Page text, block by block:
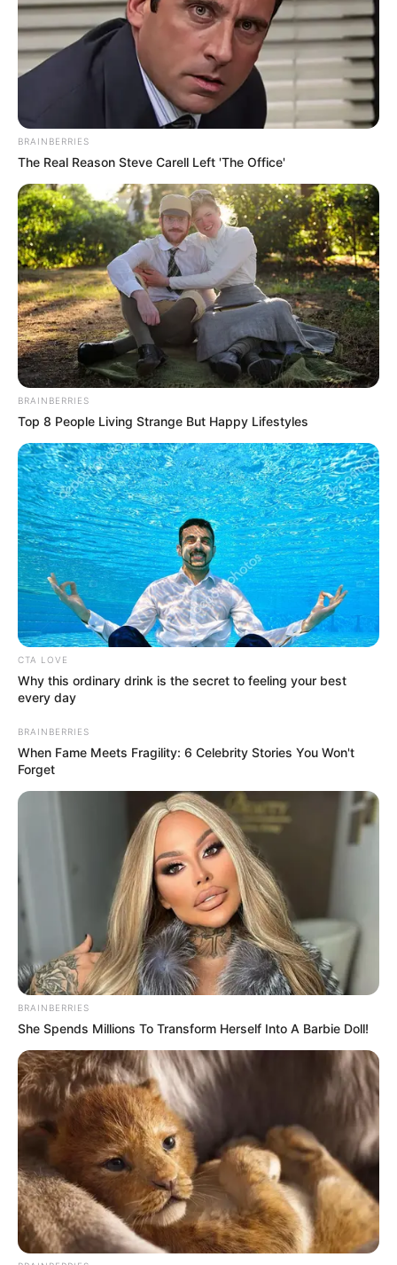
BRAINBERRIES
The Real Reason Steve Carell Left 'The Office'
BRAINBERRIES
Top 8 People Living Strange But Happy Lifestyles
CTA LOVE
Why this ordinary drink is the secret to feeling your best
every day
BRAINBERRIES
When Fame Meets Fragility: 6 Celebrity Stories You Won't
Forget
BRAINBERRIES
She Spends Millions To Transform Herself Into A Barbie Doll!